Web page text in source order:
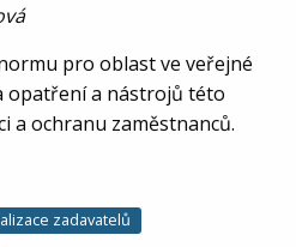
pro oblast ve veřejné
opatření a nástrojů této
a ochranu zaměstnanců.
zadavatelů